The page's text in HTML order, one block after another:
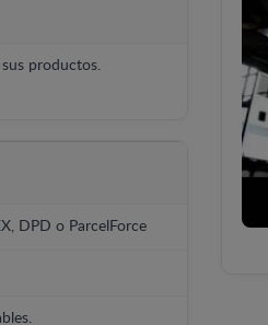
productos.
DPD o ParcelForce